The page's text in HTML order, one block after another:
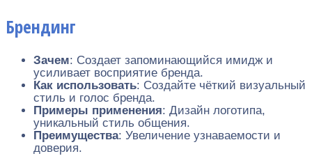
Брендинг
Зачем: Создает запоминающийся имидж и
усиливает восприятие бренда.
Как использовать: Создайте чёткий визуальный
стиль и голос бренда.
Примеры применения: Дизайн логотипа,
уникальный стиль общения.
Преимущества: Увеличение узнаваемости и
доверия.